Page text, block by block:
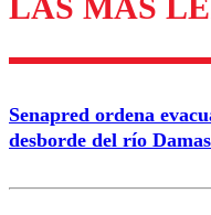
Senapred ordena
desborde del río